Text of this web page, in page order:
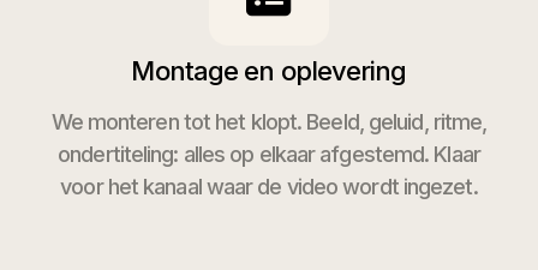
Montage en oplevering
We monteren tot het klopt. Beeld, geluid, ritme,
ondertiteling: alles op elkaar afgestemd. Klaar
voor het kanaal waar de video wordt ingezet.